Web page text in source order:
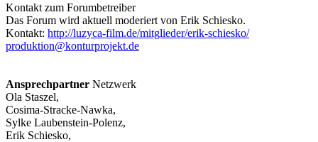
Kontakt zum Forumbetreiber
Das Forum wird aktuell moderiert von Erik Schiesko.
Kontakt: http://luzyca-film.de/mitglieder/erik-schiesko/
produktion@konturprojekt.de
Ansprechpartner Netzwerk
Ola Staszel,
Cosima-Stracke-Nawka,
Sylke Laubenstein-Polenz,
Erik Schiesko,